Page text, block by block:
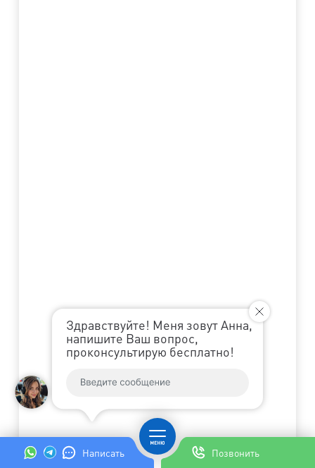
Написать Позвонить
Здравствуйте! Меня зовут Анна,
напишите Ваш вопрос,
проконсультирую бесплатно!